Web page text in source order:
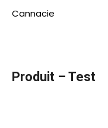
Cannacie
Produit – Test